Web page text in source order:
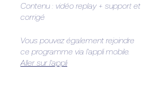
Contenu : vidéo replay + support et
Vous pouvez également rejoindre
ce programme via l'appli mobile.
Aller sur l'appli